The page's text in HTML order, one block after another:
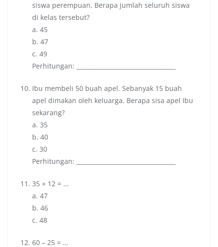
siswa perempuan. Berapa jumlah seluruh siswa
di kelas tersebut?
a. 45
b. 47
c. 49
Perhitungan: __________________________________
Ibu membeli 50 buah apel. Sebanyak 15 buah
apel dimakan oleh keluarga. Berapa sisa apel Ibu
sekarang?
a. 35
b. 40
c. 30
Perhitungan: __________________________________
35 + 12 = …
a. 47
b. 46
c. 48
60 – 25 = …